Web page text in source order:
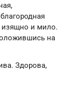
изящно и мило.
на
Здорова,